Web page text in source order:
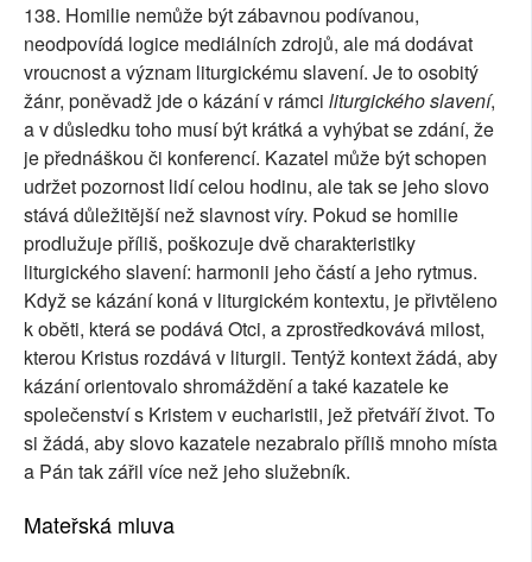
138. Homilie nemůže být zábavnou podívanou,
neodpovídá logice mediálních zdrojů, ale má dodávat
vroucnost a význam liturgickému slavení. Je to osobitý
žánr, poněvadž jde o kázání v rámci liturgického slavení,
a v důsledku toho musí být krátká a vyhýbat se zdání, že
je přednáškou či konferencí. Kazatel může být schopen
udržet pozornost lidí celou hodinu, ale tak se jeho slovo
stává důležitější než slavnost víry. Pokud se homilie
prodlužuje příliš, poškozuje dvě charakteristiky
liturgického slavení: harmonii jeho částí a jeho rytmus.
Když se kázání koná v liturgickém kontextu, je přivtěleno
k oběti, která se podává Otci, a zprostředkovává milost,
kterou Kristus rozdává v liturgii. Tentýž kontext žádá, aby
kázání orientovalo shromáždění a také kazatele ke
společenství s Kristem v eucharistii, jež přetváří život. To
si žádá, aby slovo kazatele nezabralo příliš mnoho místa
a Pán tak zářil více než jeho služebník.
Mateřská mluva